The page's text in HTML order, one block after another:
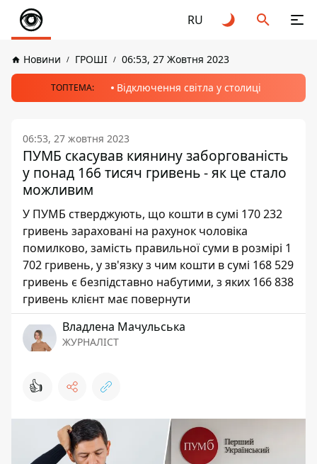
RU
Новини ГРОШІ 06:53, 27 Жовтня 2023
ТОПТЕМА: Відключення світла у столиці
06:53, 27 жовтня 2023
ПУМБ скасував киянину заборгованість
у понад 166 тисяч гривень - як це стало
можливим
У ПУМБ стверджують, що кошти в сумі 170 232
гривень зараховані на рахунок чоловіка
помилково, замість правильної суми в розмірі 1
702 гривень, у зв'язку з чим кошти в сумі 168 529
гривень є безпідставно набутими, з яких 166 838
гривень клієнт має повернути
Владлена Мачульська
ЖУРНАЛІСТ
👍